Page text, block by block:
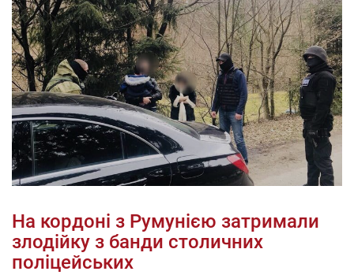
На кордоні з Румунією затримали
злодійку з банди столичних
поліцейських